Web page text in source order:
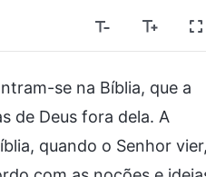
se na Bíblia, que a
de Deus fora dela. A
quando o Senhor